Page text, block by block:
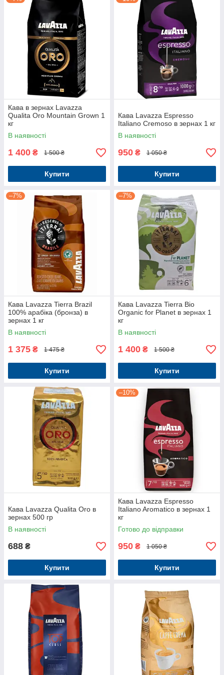
Кава в зернах Lavazza
Qualita Oro Mountain Grown 1
кг
В наявності
1 400 ₴ 1 500 ₴
Купити
Кава Lavazza Espresso
Italiano Cremoso в зернах 1 кг
В наявності
950 ₴ 1 050 ₴
Купити
–7%
Кава Lavazza Tierra Brazil
100% арабіка (бронза) в
зернах 1 кг
В наявності
1 375 ₴ 1 475 ₴
Купити
–7%
Кава Lavazza Tierra Bio
Organic for Planet в зернах 1
кг
В наявності
1 400 ₴ 1 500 ₴
Купити
Кава Lavazza Qualita Oro в
зернах 500 гр
В наявності
688 ₴
Купити
–10%
Кава Lavazza Espresso
Italiano Aromatico в зернах 1
кг
Готово до відправки
950 ₴ 1 050 ₴
Купити